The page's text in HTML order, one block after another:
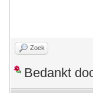
Zoek
Bedankt